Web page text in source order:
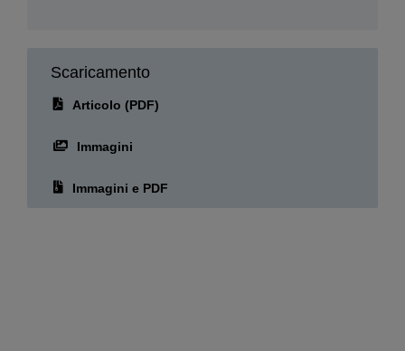
Scaricamento
Articolo (PDF)
Immagini
Immagini e PDF